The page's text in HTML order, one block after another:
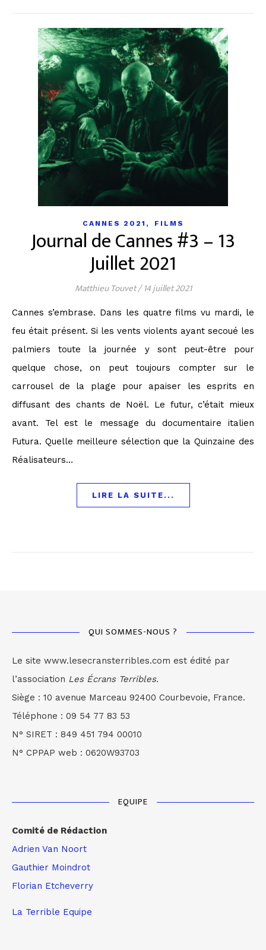
CANNES 2021 , FILMS
Journal de Cannes #3 – 13
Juillet 2021
Matthieu Touvet/ 14 juillet 2021
Cannes s’embrase. Dans les quatre films vu mardi, le
feu était présent. Si les vents violents ayant secoué les
palmiers toute la journée y sont peut-être pour
quelque chose, on peut toujours compter sur le
carrousel de la plage pour apaiser les esprits en
diffusant des chants de Noël. Le futur, c’était mieux
avant. Tel est le message du documentaire italien
Futura. Quelle meilleure sélection que la Quinzaine des
Réalisateurs…
LIRE LA SUITE...
QUI SOMMES-NOUS ?
Le site www.lesecransterribles.com est édité par
l’association Les Écrans Terribles.
Siège : 10 avenue Marceau 92400 Courbevoie, France.
Téléphone : 09 54 77 83 53
N° SIRET : 849 451 794 00010
N° CPPAP web : 0620W93703
EQUIPE
Comité de Rédaction
Adrien Van Noort
Gauthier Moindrot
Florian Etcheverry
La Terrible Equipe